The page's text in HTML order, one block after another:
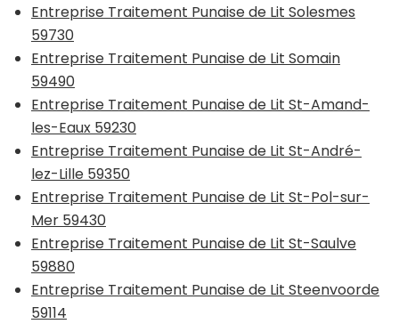
Entreprise Traitement Punaise de Lit Solesmes
59730
Entreprise Traitement Punaise de Lit Somain
59490
Entreprise Traitement Punaise de Lit St-Amand-
les-Eaux 59230
Entreprise Traitement Punaise de Lit St-André-
lez-Lille 59350
Entreprise Traitement Punaise de Lit St-Pol-sur-
Mer 59430
Entreprise Traitement Punaise de Lit St-Saulve
59880
Entreprise Traitement Punaise de Lit Steenvoorde
59114